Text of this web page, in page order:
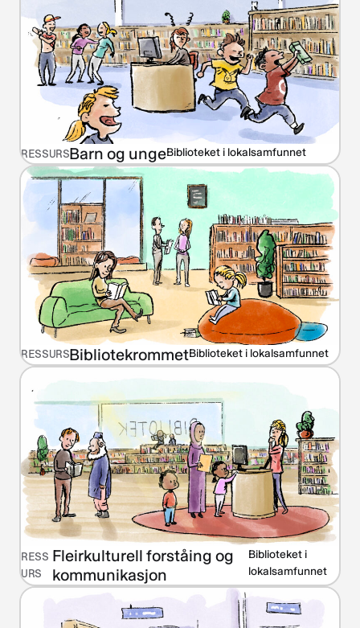
RESSURSBarn og ungeBiblioteket i lokalsamfunnet
RESSURSBibliotekrommetBiblioteket i lokalsamfunnet
RESS
URS
Fleirkulturell forståing og
kommunikasjon
Biblioteket i
lokalsamfunnet